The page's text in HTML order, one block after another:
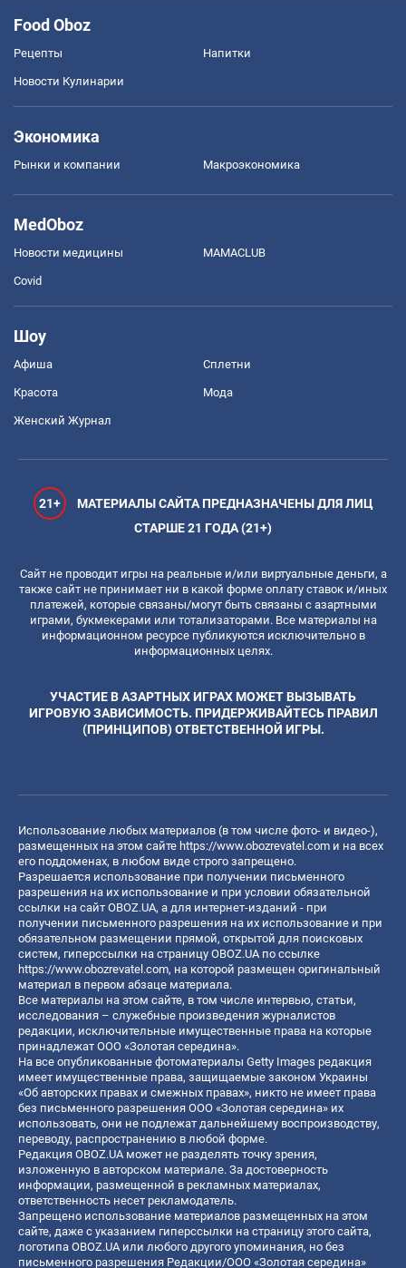
Food Oboz
Рецепты Напитки
Новости Кулинарии
Экономика
Рынки и компании Mакроэкономика
MedOboz
Новости медицины MAMACLUB
Covid
Шоу
Афиша Сплетни
Красота Мода
Женский Журнал
21+
МАТЕРИАЛЫ САЙТА ПРЕДНАЗНАЧЕНЫ ДЛЯ ЛИЦ
СТАРШЕ 21 ГОДА (21+)
Сайт не проводит игры на реальные и/или виртуальные деньги, а
также сайт не принимает ни в какой форме оплату ставок и/иных
платежей, которые связаны/могут быть связаны с азартными
играми, букмекерами или тотализаторами. Все материалы на
информационном ресурсе публикуются исключительно в
информационных целях.
УЧАСТИЕ В АЗАРТНЫХ ИГРАХ МОЖЕТ ВЫЗЫВАТЬ
ИГРОВУЮ ЗАВИСИМОСТЬ. ПРИДЕРЖИВАЙТЕСЬ ПРАВИЛ
(ПРИНЦИПОВ) ОТВЕТСТВЕННОЙ ИГРЫ.
Использование любых материалов (в том числе фото- и видео-),
размещенных на этом сайте https://www.obozrevatel.com и на всех
его поддоменах, в любом виде строго запрещено.
Разрешается использование при получении письменного
разрешения на их использование и при условии обязательной
ссылки на сайт OBOZ.UA, а для интернет-изданий - при
получении письменного разрешения на их использование и при
обязательном размещении прямой, открытой для поисковых
систем, гиперссылки на страницу OBOZ.UA по ссылке
https://www.obozrevatel.com, на которой размещен оригинальный
материал в первом абзаце материала.
Все материалы на этом сайте, в том числе интервью, статьи,
исследования – служебные произведения журналистов
редакции, исключительные имущественные права на которые
принадлежат ООО «Золотая середина».
На все опубликованные фотоматериалы Getty Images редакция
имеет имущественные права, защищаемые законом Украины
«Об авторских правах и смежных правах», никто не имеет права
без письменного разрешения ООО «Золотая середина» их
использовать, они не подлежат дальнейшему воспроизводству,
переводу, распространению в любой форме.
Редакция OBOZ.UA может не разделять точку зрения,
изложенную в авторском материале. За достоверность
информации, размещенной в рекламных материалах,
ответственность несет рекламодатель.
Запрещено использование материалов размещенных на этом
сайте, даже с указанием гиперссылки на страницу этого сайта,
логотипа OBOZ.UA или любого другого упоминания, но без
письменного разрешения Редакции/ООО «Золотая середина»